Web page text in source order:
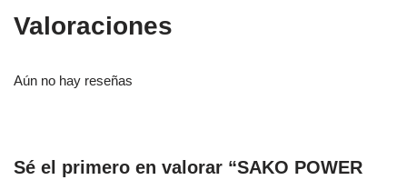
Valoraciones
Aún no hay reseñas
Sé el primero en valorar “SAKO POWER